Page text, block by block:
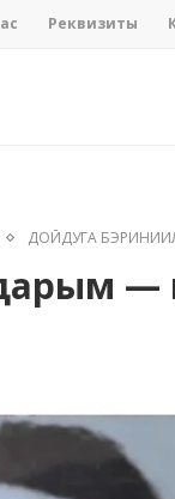
Реквизиты
ДОЙДУГА
—